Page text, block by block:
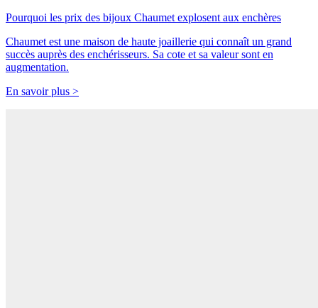
Pourquoi les prix des bijoux Chaumet explosent aux enchères
Chaumet est une maison de haute joaillerie qui connaît un grand
succès auprès des enchérisseurs. Sa cote et sa valeur sont en
augmentation.
En savoir plus >